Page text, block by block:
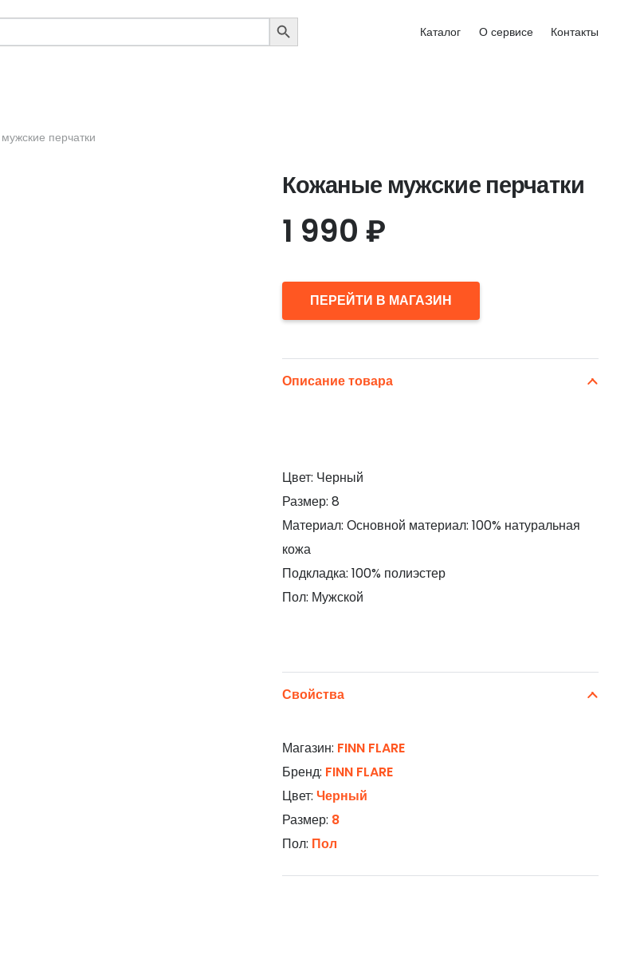
SEARCH
BUTTON
Каталог О сервисе Контакты
перчатки
Кожаные мужские перчатки
1 990 ₽
ПЕРЕЙТИ В МАГАЗИН
Описание товара
Цвет: Черный
Размер: 8
Материал: Основной материал: 100% натуральная
кожа
Подкладка: 100% полиэстер
Пол: Мужской
Свойства
Магазин: FINN FLARE
Бренд: FINN FLARE
Цвет: Черный
Размер: 8
Пол: Пол